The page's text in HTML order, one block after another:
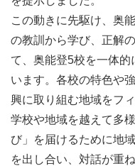
この動きに先駆け、奥
の教訓から学び、正解
て、奥能登5校を一体
います。各校の特色や
興に取り組む地域をフ
学校や地域を越えて多
び」を届けるために地
を出し合い、対話が重